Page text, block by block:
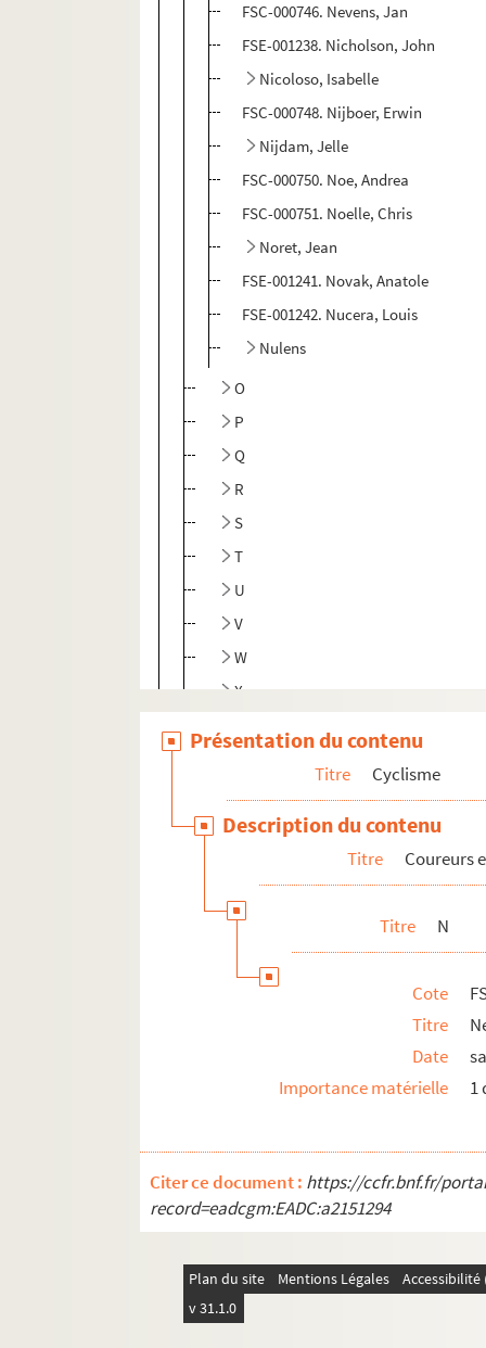
FSC-000746. Nevens, Jan
FSE-001238. Nicholson, John
Nicoloso, Isabelle
FSC-000748. Nijboer, Erwin
Nijdam, Jelle
FSC-000750. Noe, Andrea
FSC-000751. Noelle, Chris
Noret, Jean
FSE-001241. Novak, Anatole
FSE-001242. Nucera, Louis
Nulens
O
P
Q
R
S
T
U
V
W
X
Divers
Football
Présentation du contenu
Titre Cyclisme
Description du contenu
Titre Coureurs
Titre N
Cote
Titre
Date
Importance matérielle
1
Citer ce document : https://ccfr.bnf.fr/
record=eadcgm:EADC:a2151294
Plan du site Mentions Légales
v 31.1.0